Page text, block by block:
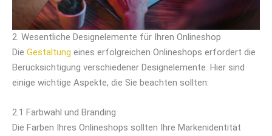
2. Wesentliche Designelemente für Ihren Onlineshop
Die Gestaltung eines erfolgreichen Onlineshops erfordert die
Berücksichtigung verschiedener Designelemente. Hier sind
einige wichtige Aspekte, die Sie beachten sollten:
2.1 Farbwahl und Branding
Die Farben Ihres Onlineshops sollten Ihre Markenidentität